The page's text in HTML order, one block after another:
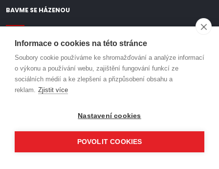
BAVME SE HÁZENOU
Facebook
Instagram
Youtube
ODDÍLOVÉ PŘÍSPĚVKY POŘÁDANÉ AKCE
Informace o cookies na této stránce
Soubory cookie používáme ke shromažďování a analýze informací
o výkonu a používání webu, zajištění fungování funkcí ze
sociálních médií a ke zlepšení a přizpůsobení obsahu a
reklam. Zjistit více
Nastavení cookies
POVOLIT COOKIES